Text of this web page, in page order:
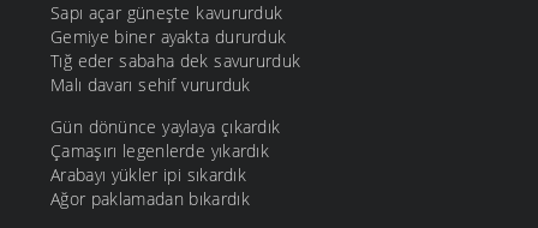
Sapı açar güneşte kavururduk
Gemiye biner ayakta dururduk
Tığ eder sabaha dek savururduk
Malı davarı sehif vururduk
Gün dönünce yaylaya çıkardık
Çamaşırı legenlerde yıkardık
Arabayı yükler ipi sıkardık
Ağor paklamadan bıkardık